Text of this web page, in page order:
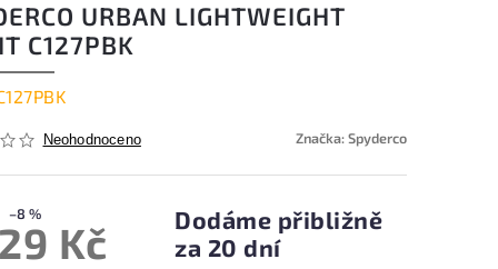
URBAN LIGHTWEIGHT
C127PBK
Neohodnoceno Značka:Spyderco
–8 %
Kč
Dodáme přibližně
za 20 dní